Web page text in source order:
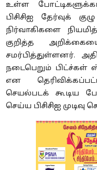
உள்ள
பிசிசிஐ தேர்வுக்
நிர்வாகிகளை
குறித்த
சமர்பித்துள்ளனர்.
நடைபெறும் பிட்ச்கள்
என
செயல்படக் கூடிய
செய்ய பிசிசிஐ முடிவு